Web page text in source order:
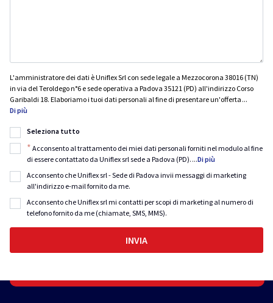
L'amministratore dei dati è Uniflex Srl con sede legale a Mezzocorona 38016 (TN)
in via del Teroldego n°6 e sede operativa a Padova 35121 (PD) all'indirizzo Corso
Garibaldi 18. Elaboriamo i tuoi dati personali al fine di presentare un'offerta ...
Di più
Seleziona tutto
* Acconsento al trattamento dei miei dati personali forniti nel modulo al fine
di essere contattato da Uniflex srl sede a Padova (PD). ...Di più
Acconsento che Uniflex srl - Sede di Padova invii messaggi di marketing
all'indirizzo e-mail fornito da me.
Acconsento che Uniflex srl mi contatti per scopi di marketing al numero di
telefono fornito da me (chiamate, SMS, MMS).